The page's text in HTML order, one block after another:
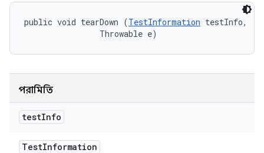
public void tearDown (TestInformation testInfo,
                Throwable e)
পরামিতি
testInfo
TestInformation